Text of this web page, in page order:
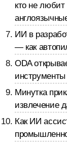
кто не
ИИ в
— как
ODA
Минутка
извлечение
Как ИИ